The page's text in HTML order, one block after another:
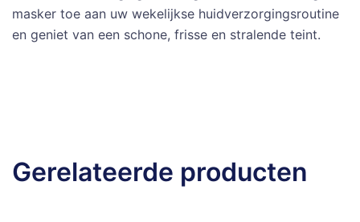
masker toe aan uw wekelijkse huidverzorgingsroutine
en geniet van een schone, frisse en stralende teint.
Gerelateerde producten